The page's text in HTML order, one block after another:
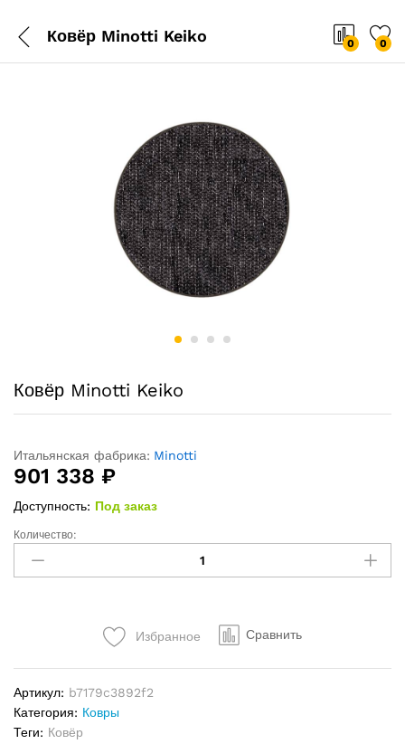
Ковёр Minotti Keiko 0 0
Ковёр Minotti Keiko
Итальянская фабрика: Minotti
901 338 ₽
Доступность: Под заказ
Ковёр
Minotti
Keiko
Количество:
Избранное Сравнить
Артикул: b7179c3892f2
Категория: Ковры
Теги: Ковёр